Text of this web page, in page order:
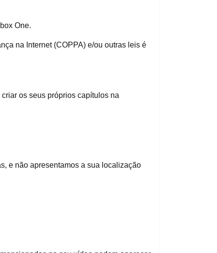
One.
na Internet (COPPA) e/ou outras leis é
os seus próprios capítulos na
e não apresentamos a sua localização